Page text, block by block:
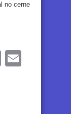
no cerne
Print